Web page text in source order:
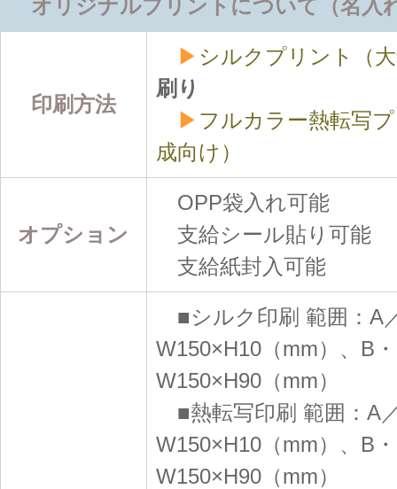
オリジナルプリントについて（名入
印刷方法
▶ シルクプリント（
刷り
▶ フルカラー熱転写
成向け）
オプション
OPP袋入れ可能
支給シール貼り可能
支給紙封入可能
■シルク印刷 範囲：A
W150×H10（mm）、B
W150×H90（mm）
■熱転写印刷 範囲：A
W150×H10（mm）、B
W150×H90（mm）